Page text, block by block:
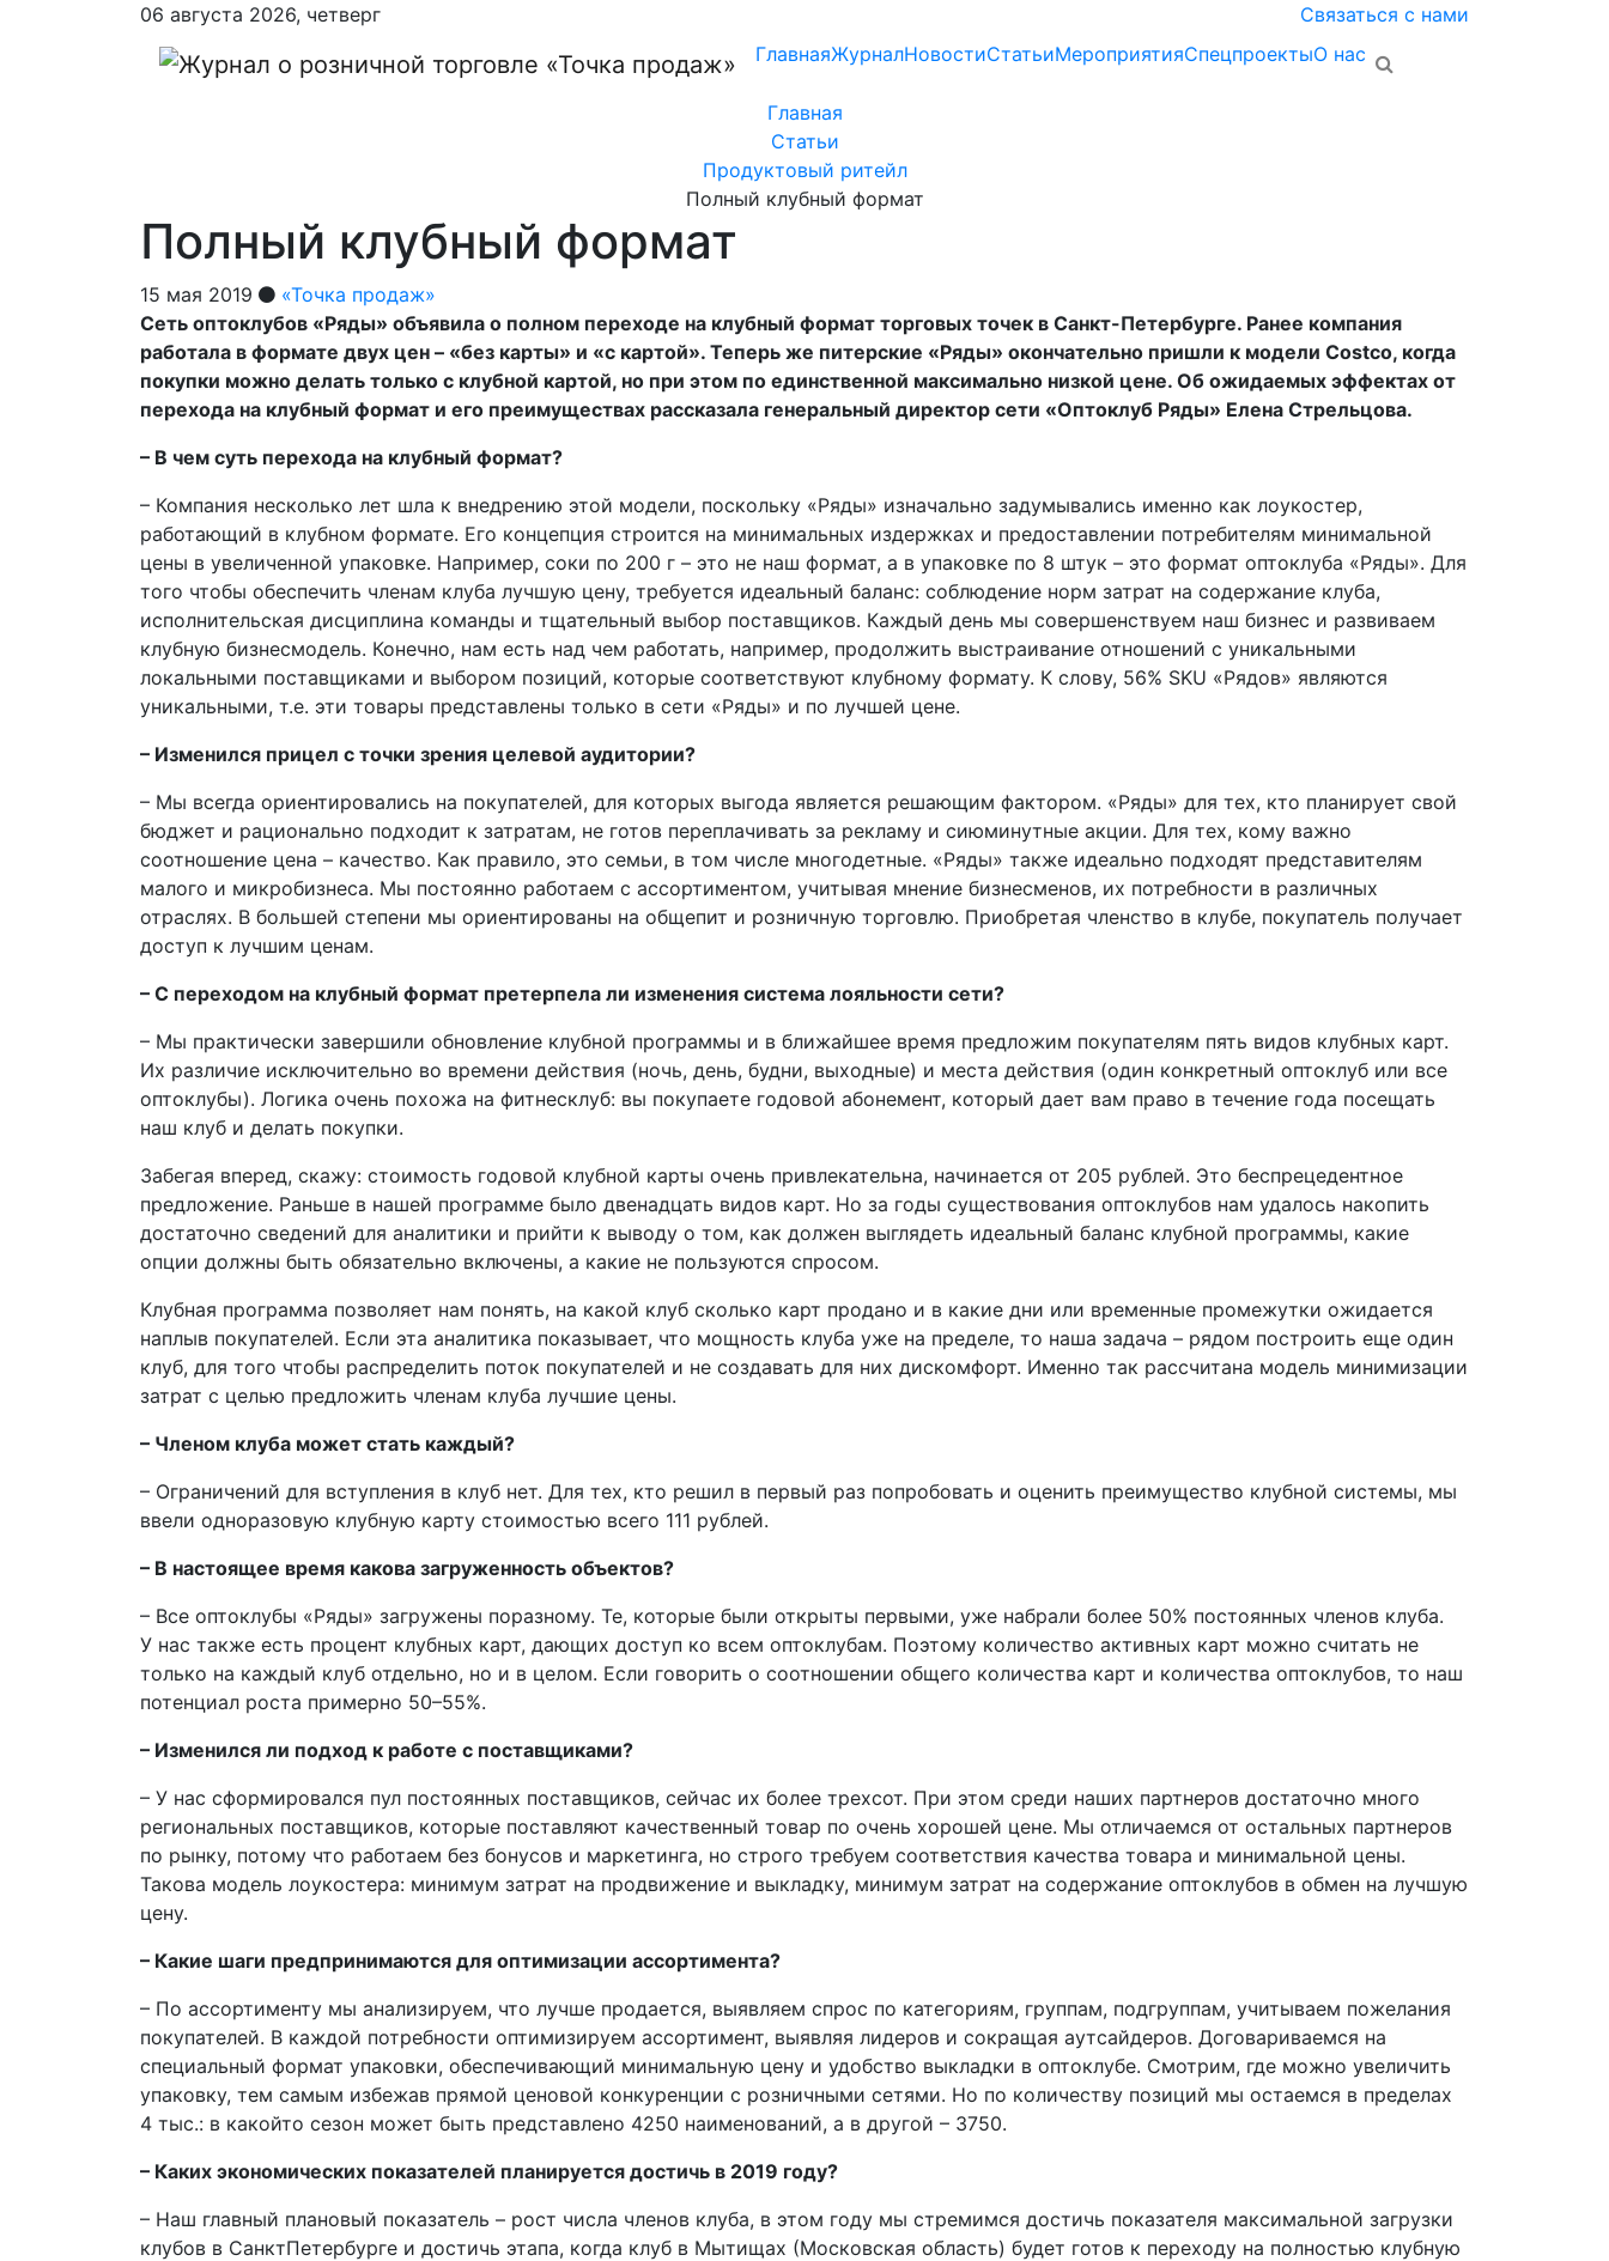
06 августа 2026, четверг
Связаться с нами
ГлавнаяЖурналНовостиСтатьиМероприятияСпецпроектыО нас
Главная
Статьи
Продуктовый ритейл
Полный клубный формат
Полный клубный формат
15 мая 2019
«Точка продаж»
Сеть оптоклубов «Ряды» объявила о полном переходе на клубный формат торговых точек в Санкт-Петербурге. Ранее компания
работала в формате двух цен – «без карты» и «с картой». Теперь же питерские «Ряды» окончательно пришли к модели Costco, когда
покупки можно делать только с клубной картой, но при этом по единственной максимально низкой цене. Об ожидаемых эффектах от
перехода на клубный формат и его преимуществах рассказала генеральный директор сети «Оптоклуб Ряды» Елена Стрельцова.
– В чем суть перехода на клубный формат?
– Компания несколько лет шла к внедрению этой модели, поскольку «Ряды» изначально задумывались именно как лоукостер,
работающий в клубном формате. Его концепция строится на минимальных издержках и предоставлении потребителям минимальной
цены в увеличенной упаковке. Например, соки по 200 г – это не наш формат, а в упаковке по 8 штук – это формат оптоклуба «Ряды». Для
того чтобы обеспечить членам клуба лучшую цену, требуется идеальный баланс: соблюдение норм затрат на содержание клуба,
исполнительская дисциплина команды и тщательный выбор поставщиков. Каждый день мы совершенствуем наш бизнес и развиваем
клубную бизнес­модель. Конечно, нам есть над чем работать, например, продолжить выстраивание отношений с уникальными
локальными поставщиками и выбором позиций, которые соответствуют клубному формату. К слову, 56% SKU «Рядов» являются
уникальными, т.е. эти товары представлены только в сети «Ряды» и по лучшей цене.
– Изменился прицел с точки зрения целевой аудитории?
– Мы всегда ориентировались на покупателей, для которых выгода является решающим фактором. «Ряды» для тех, кто планирует свой
бюджет и рационально подходит к затратам, не готов переплачивать за рекламу и сиюминутные акции. Для тех, кому важно
соотношение цена – качество. Как правило, это семьи, в том числе многодетные. «Ряды» также идеально подходят представителям
малого и микро­бизнеса. Мы постоянно работаем с ассортиментом, учитывая мнение бизнесменов, их потребности в различных
отраслях. В большей степени мы ориентированы на общепит и розничную торговлю. Приобретая членство в клубе, покупатель получает
доступ к лучшим ценам.
– С переходом на клубный формат претерпела ли изменения система лояльности сети?
– Мы практически завершили обновление клубной программы и в ближайшее время предложим покупателям пять видов клубных карт.
Их различие исключительно во времени действия (ночь, день, будни, выходные) и места действия (один конкретный оптоклуб или все
оптоклубы). Логика очень похожа на фитнес­клуб: вы покупаете годовой абонемент, который дает вам право в течение года посещать
наш клуб и делать покупки.
Забегая вперед, скажу: стоимость годовой клубной карты очень привлекательна, начинается от 205 рублей. Это беспрецедентное
предложение. Раньше в нашей программе было двенадцать видов карт. Но за годы существования оптоклубов нам удалось накопить
достаточно сведений для аналитики и прийти к выводу о том, как должен выглядеть идеальный баланс клубной программы, какие
опции должны быть обязательно включены, а какие не пользуются спросом.
Клубная программа позволяет нам понять, на какой клуб сколько карт продано и в какие дни или временные промежутки ожидается
наплыв покупателей. Если эта аналитика показывает, что мощность клуба уже на пределе, то наша задача – рядом построить еще один
клуб, для того чтобы распределить поток покупателей и не создавать для них дискомфорт. Именно так рассчитана модель минимизации
затрат с целью предложить членам клуба лучшие цены.
– Членом клуба может стать каждый?
– Ограничений для вступления в клуб нет. Для тех, кто решил в первый раз попробовать и оценить преимущество клубной системы, мы
ввели одноразовую клубную карту стоимостью всего 111 рублей.
– В настоящее время какова загруженность объектов?
– Все оптоклубы «Ряды» загружены по­разному. Те, которые были открыты первыми, уже набрали более 50% постоянных членов клуба.
У нас также есть процент клубных карт, дающих доступ ко всем оптоклубам. Поэтому количество активных карт можно считать не
только на каждый клуб отдельно, но и в целом. Если говорить о соотношении общего количества карт и количества оптоклубов, то наш
потенциал роста примерно 50–55%.
– Изменился ли подход к работе с поставщиками?
– У нас сформировался пул постоянных поставщиков, сейчас их более трехсот. При этом среди наших партнеров достаточно много
региональных поставщиков, которые поставляют качественный товар по очень хорошей цене. Мы отличаемся от остальных партнеров
по рынку, потому что работаем без бонусов и маркетинга, но строго требуем соответствия качества товара и минимальной цены.
Такова модель лоукостера: минимум затрат на продвижение и выкладку, минимум затрат на содержание оптоклубов в обмен на лучшую
цену.
– Какие шаги предпринимаются для оптимизации ассортимента?
– По ассортименту мы анализируем, что лучше продается, выявляем спрос по категориям, группам, подгруппам, учитываем пожелания
покупателей. В каждой потребности оптимизируем ассортимент, выявляя лидеров и сокращая аутсайдеров. Договариваемся на
специальный формат упаковки, обеспечивающий минимальную цену и удобство выкладки в оптоклубе. Смотрим, где можно увеличить
упаковку, тем самым избежав прямой ценовой конкуренции с розничными сетями. Но по количеству позиций мы остаемся в пределах
4 тыс.: в какой­то сезон может быть представлено 4250 наименований, а в другой – 3750.
– Каких экономических показателей планируется достичь в 2019 году?
– Наш главный плановый показатель – рост числа членов клуба, в этом году мы стремимся достичь показателя максимальной загрузки
клубов в Санкт­Петербурге и достичь этапа, когда клуб в Мытищах (Московская область) будет готов к переходу на полностью клубную